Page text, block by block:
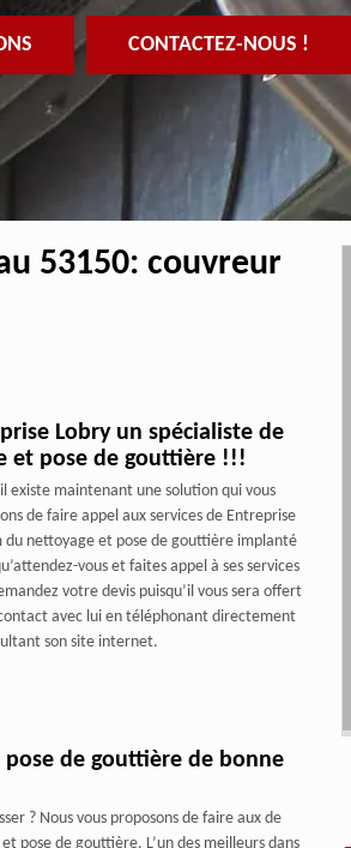
CONTACTEZ-NOUS !
53150: couvreur
Lobry un spécialiste de
et pose de gouttière !!!
existe maintenant une solution qui vous
de faire appel aux services de Entreprise
du nettoyage et pose de gouttière implanté
vous et faites appel à ses services
votre devis puisqu’il vous sera offert
avec lui en téléphonant directement
son site internet.
de gouttière de bonne
? Nous vous proposons de faire aux de
pose de gouttière. L’un des meilleurs dans